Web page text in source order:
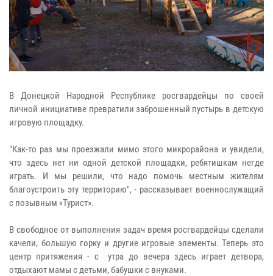
В Донецкой Народной Республике росгвардейцы по своей
личной инициативе превратили заброшенный пустырь в детскую
игровую площадку.
"Как-то раз мы проезжали мимо этого микрорайона и увидели,
что здесь нет ни одной детской площадки, ребятишкам негде
играть. И мы решили, что надо помочь местным жителям
благоустроить эту территорию", - рассказывает военнослужащий
с позывным «Турист».
В свободное от выполнения задач время росгвардейцы сделали
качели, большую горку и другие игровые элементы. Теперь это
центр притяжения - с утра до вечера здесь играет детвора,
отдыхают мамы с детьми, бабушки с внуками.